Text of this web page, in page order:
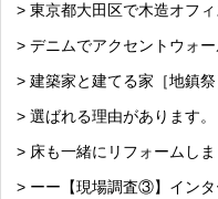
> 東京都大田区で木造オフィ
> デニムでアクセントウォー
> 建築家と建てる家［地鎮祭
> 選ばれる理由があります。
> 床も一緒にリフォームしま
> ーー【現場調査③】インタ